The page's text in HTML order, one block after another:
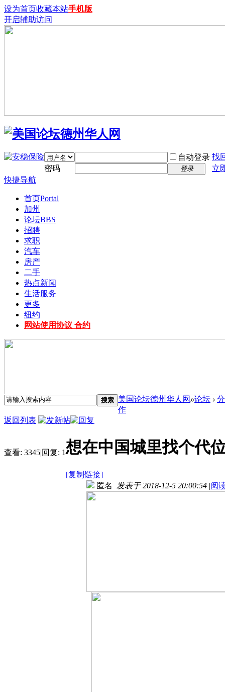
设为首页收藏本站手机版
开启辅助访问
自动登录 找
密码
登录
立
快捷导航
首页Portal
加州
论坛BBS
招聘
求职
汽车
房产
二手
热点新闻
生活服务
更多
纽约
网站使用协议 合约
搜索 美国论坛德州华人网 »论坛 ›
作
返回列表
查看: 3345|回复: 1想在中国城里找个代
[复制链接]
匿名 发表于 2018-12-5 20:00:54 |阅